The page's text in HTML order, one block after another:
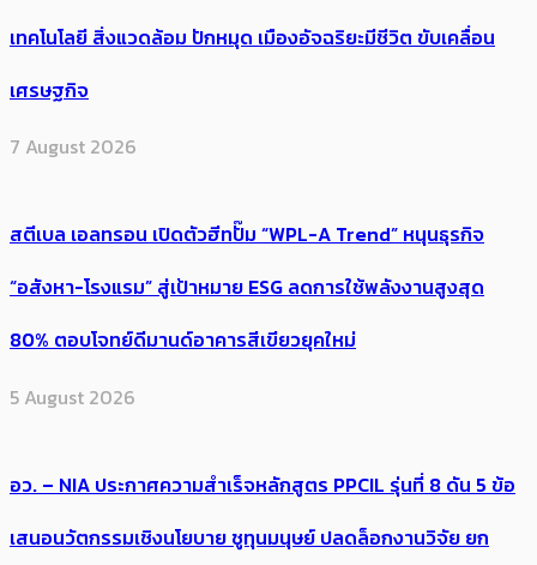
เทคโนโลยี สิ่งแวดล้อม ปักหมุด เมืองอัจฉริยะมีชีวิต ขับเคลื่อน
เศรษฐกิจ
7 August 2026
สตีเบล เอลทรอน เปิดตัวฮีทปั๊ม “WPL-A Trend” หนุนธุรกิจ
“อสังหา-โรงแรม” สู่เป้าหมาย ESG ลดการใช้พลังงานสูงสุด
80% ตอบโจทย์ดีมานด์อาคารสีเขียวยุคใหม่
5 August 2026
อว. – NIA ประกาศความสำเร็จหลักสูตร PPCIL รุ่นที่ 8 ดัน 5 ข้อ
เสนอนวัตกรรมเชิงนโยบาย ชูทุนมนุษย์ ปลดล็อกงานวิจัย ยก